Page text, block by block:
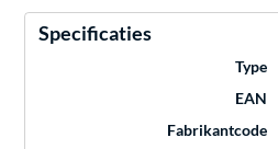
Specificaties
Type
EAN
Fabrikantcode